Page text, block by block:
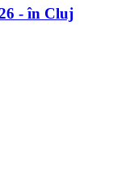
- în Cluj